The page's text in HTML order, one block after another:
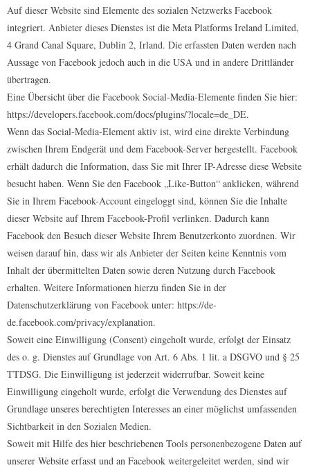
Auf dieser Website sind Elemente des sozialen Netzwerks Facebook
integriert. Anbieter dieses Dienstes ist die Meta Platforms Ireland Limited,
4 Grand Canal Square, Dublin 2, Irland. Die erfassten Daten werden nach
Aussage von Facebook jedoch auch in die USA und in andere Drittländer
übertragen.
Eine Übersicht über die Facebook Social-Media-Elemente finden Sie hier:
https://developers.facebook.com/docs/plugins/?locale=de_DE.
Wenn das Social-Media-Element aktiv ist, wird eine direkte Verbindung
zwischen Ihrem Endgerät und dem Facebook-Server hergestellt. Facebook
erhält dadurch die Information, dass Sie mit Ihrer IP-Adresse diese Website
besucht haben. Wenn Sie den Facebook „Like-Button“ anklicken, während
Sie in Ihrem Facebook-Account eingeloggt sind, können Sie die Inhalte
dieser Website auf Ihrem Facebook-Profil verlinken. Dadurch kann
Facebook den Besuch dieser Website Ihrem Benutzerkonto zuordnen. Wir
weisen darauf hin, dass wir als Anbieter der Seiten keine Kenntnis vom
Inhalt der übermittelten Daten sowie deren Nutzung durch Facebook
erhalten. Weitere Informationen hierzu finden Sie in der
Datenschutzerklärung von Facebook unter: https://de-
de.facebook.com/privacy/explanation.
Soweit eine Einwilligung (Consent) eingeholt wurde, erfolgt der Einsatz
des o. g. Dienstes auf Grundlage von Art. 6 Abs. 1 lit. a DSGVO und § 25
TTDSG. Die Einwilligung ist jederzeit widerrufbar. Soweit keine
Einwilligung eingeholt wurde, erfolgt die Verwendung des Dienstes auf
Grundlage unseres berechtigten Interesses an einer möglichst umfassenden
Sichtbarkeit in den Sozialen Medien.
Soweit mit Hilfe des hier beschriebenen Tools personenbezogene Daten auf
unserer Website erfasst und an Facebook weitergeleitet werden, sind wir